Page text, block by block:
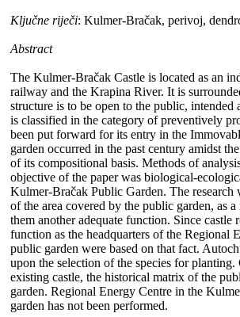
Ključne riječi: Kulmer-Bračak, perivoj,
Abstract
The Kulmer-Bračak Castle is located as an
railway and the Krapina River. It is
structure is to be open to the public,
is classified in the category of preventively
been put forward for its entry in the
garden occurred in the past century amidst
of its compositional basis. Methods of
objective of the paper was biological-
Kulmer-Bračak Public Garden. The
of the area covered by the public garden, as
them another adequate function. Since
function as the headquarters of the Regional
public garden were based on that fact.
upon the selection of the species for
existing castle, the historical matrix of the
garden. Regional Energy Centre in the
garden has not been performed.